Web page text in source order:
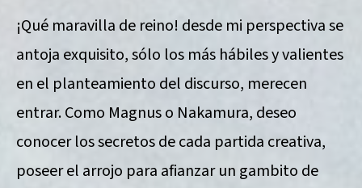
¡Qué maravilla de reino! desde mi perspectiva se
antoja exquisito, sólo los más hábiles y valientes
en el planteamiento del discurso, merecen
entrar. Como Magnus o Nakamura, deseo
conocer los secretos de cada partida creativa,
poseer el arrojo para afianzar un gambito de